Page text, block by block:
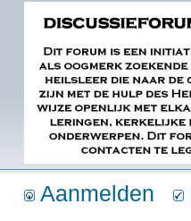
Aanmelden